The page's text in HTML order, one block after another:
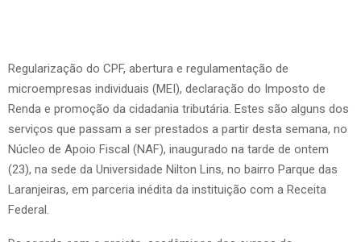
Regularização do CPF, abertura e regulamentação de
microempresas individuais (MEI), declaração do Imposto de
Renda e promoção da cidadania tributária. Estes são alguns dos
serviços que passam a ser prestados a partir desta semana, no
Núcleo de Apoio Fiscal (NAF), inaugurado na tarde de ontem
(23), na sede da Universidade Nilton Lins, no bairro Parque das
Laranjeiras, em parceria inédita da instituição com a Receita
Federal.